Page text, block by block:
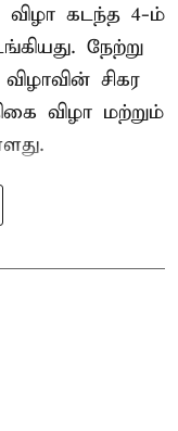
விழா கடந்த 4-ம்
நேற்று
சிகர
விழா மற்றும்